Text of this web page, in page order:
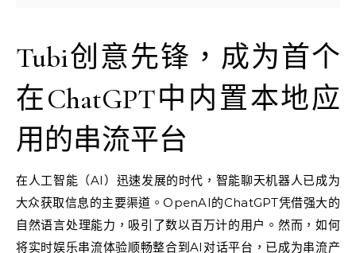
Tubi创意先锋，成为首个
在ChatGPT中内置本地应
用的串流平台
在人工智能（AI）迅速发展的时代，智能聊天机器人已成为
大众获取信息的主要渠道。OpenAI的ChatGPT凭借强大的
自然语言处理能力，吸引了数以百万计的用户。然而，如何
将实时娱乐串流体验顺畅整合到AI对话平台，已成为串流产